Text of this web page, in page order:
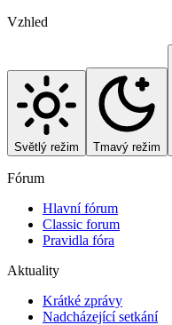
Vzhled
Světlý režim Tmavý režim
Fórum
Hlavní fórum
Classic forum
Pravidla fóra
Aktuality
Krátké zprávy
Nadcházející setkání